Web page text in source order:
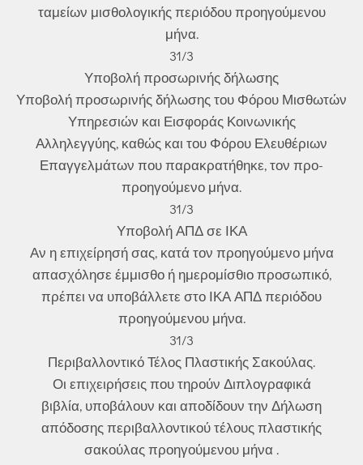
ταμείων μισθολογικής περιόδου προηγούμενου
μήνα.
31/3
Υποβολή προσωρινής δήλωσης
Υποβολή προσωρινής δήλωσης του Φόρου Μισθωτών
Υπηρεσιών και Εισφοράς Κοινωνικής
Αλληλεγγύης, καθώς και του Φόρου Ελευθέριων
Επαγγελμάτων που παρακρατήθηκε, τον προ-
προηγούμενο μήνα.
31/3
Υποβολή ΑΠΔ σε ΙΚΑ
Αν η επιχείρησή σας, κατά τον προηγούμενο μήνα
απασχόλησε έμμισθο ή ημερομίσθιο προσωπικό,
πρέπει να υποβάλλετε στο ΙΚΑ ΑΠΔ περιόδου
προηγούμενου μήνα.
31/3
Περιβαλλοντικό Τέλος Πλαστικής Σακούλας.
Οι επιχειρήσεις που τηρούν Διπλογραφικά
βιβλία, υποβάλουν και αποδίδουν την Δήλωση
απόδοσης περιβαλλοντικού τέλους πλαστικής
σακούλας προηγούμενου μήνα .